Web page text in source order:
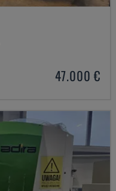
47.000 €